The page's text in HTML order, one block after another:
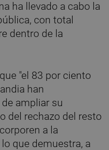
ha llevado a cabo la
con total
dentro de la
"el 83 por ciento
han
ampliar su
del rechazo del resto
a la
que demuestra, a